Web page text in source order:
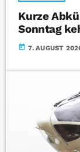
Kurze
Sonntag
today 7. AUGUST